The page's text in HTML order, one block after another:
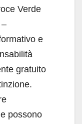
Verde
–
e
gratuito
possono